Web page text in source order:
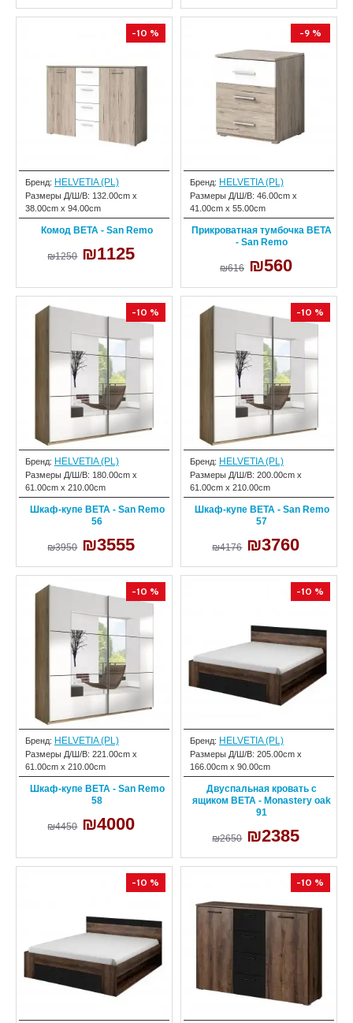
-10 %
Бренд: HELVETIA (PL)
Размеры Д/Ш/В: 132.00cm x
38.00cm x 94.00cm
Комод BETA - San Remo
₪1250 ₪1125
-9 %
Бренд: HELVETIA (PL)
Размеры Д/Ш/В: 46.00cm x
41.00cm x 55.00cm
Прикроватная тумбочка BETA
- San Remo
₪616 ₪560
-10 %
Бренд: HELVETIA (PL)
Размеры Д/Ш/В: 180.00cm x
61.00cm x 210.00cm
Шкаф-купе BETA - San Remo
56
₪3950 ₪3555
-10 %
Бренд: HELVETIA (PL)
Размеры Д/Ш/В: 200.00cm x
61.00cm x 210.00cm
Шкаф-купе BETA - San Remo
57
₪4176 ₪3760
-10 %
Бренд: HELVETIA (PL)
Размеры Д/Ш/В: 221.00cm x
61.00cm x 210.00cm
Шкаф-купе BETA - San Remo
58
₪4450 ₪4000
-10 %
Бренд: HELVETIA (PL)
Размеры Д/Ш/В: 205.00cm x
166.00cm x 90.00cm
Двуспальная кровать с
ящиком BETA - Monastery oak
91
₪2650 ₪2385
-10 % -10 %